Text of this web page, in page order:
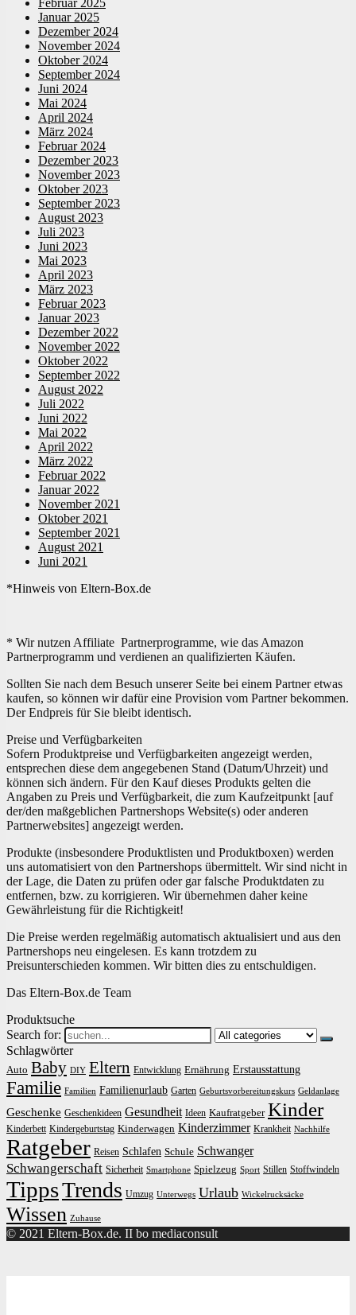
Februar 2025
Januar 2025
Dezember 2024
November 2024
Oktober 2024
September 2024
Juni 2024
Mai 2024
April 2024
März 2024
Februar 2024
Dezember 2023
November 2023
Oktober 2023
September 2023
August 2023
Juli 2023
Juni 2023
Mai 2023
April 2023
März 2023
Februar 2023
Januar 2023
Dezember 2022
November 2022
Oktober 2022
September 2022
August 2022
Juli 2022
Juni 2022
Mai 2022
April 2022
März 2022
Februar 2022
Januar 2022
November 2021
Oktober 2021
September 2021
August 2021
Juni 2021
*Hinweis von Eltern-Box.de
* Wir nutzen Affiliate Partnerprogramme, wie das Amazon
Partnerprogramm und verdienen an qualifizierten Käufen.
Sollten Sie nach dem Besuch unserer Seite bei einem Partner etwas
kaufen, so können wir dafür eine Provision vom Partner bekommen.
Der Endpreis für Sie bleibt identisch.
Preise und Verfügbarkeiten
Sofern Produktpreise und Verfügbarkeiten angezeigt werden,
entsprechen diese dem angegebenen Stand (Datum/Uhrzeit) und
können sich ändern. Für den Kauf dieses Produkts gelten die
Angaben zu Preis und Verfügbarkeit, die zum Kaufzeitpunkt [auf
der/den maßgeblichen Partnershops Website(s) oder anderen
Partnerwebsites] angezeigt werden.
Produkte (insbesondere Produktlisten und Produktboxen) werden
uns automatisiert von den Partnershops übermittelt. Wir sind nicht in
der Lage, die Daten zu prüfen oder gar falsche Produktdaten zu
entfernen, bzw. zu korrigieren. Wir übernehmen daher keine
Gewährleistung für die Richtigkeit!
Die Preise werden regelmäßig automatisch aktualisiert und aus den
Partnershops neu eingelesen. Es kann trotzdem zu
Preisunterschieden kommen. Wir bitten dies zu entschuldigen.
Das Eltern-Box.de Team
Produktsuche
Search for:
Schlagwörter
Auto Baby DIY Eltern Entwicklung Ernährung Erstausstattung
Familie Familien Familienurlaub Garten Geburtsvorbereitungskurs Geldanlage
Geschenke Geschenkideen Gesundheit Ideen Kaufratgeber Kinder
Kinderbett Kindergeburtstag Kinderwagen Kinderzimmer Krankheit Nachhilfe
Ratgeber Reisen Schlafen Schule Schwanger
Schwangerschaft Sicherheit Smartphone Spielzeug Sport Stillen Stoffwindeln
TippsTrends Umzug Unterwegs Urlaub Wickelrucksäcke
Wissen Zuhause
© 2021 Eltern-Box.de. II bo mediaconsult